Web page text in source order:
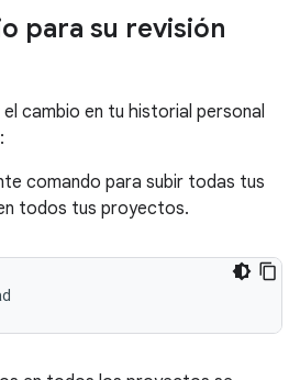
para su revisión
cambio en tu historial personal
comando para subir todas tus
todos tus proyectos.